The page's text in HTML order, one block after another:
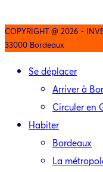
COPYRIGHT @ 2026 -
33000 Bordeaux
Se déplacer
Arriver à
Circuler en
Habiter
Bordeaux
La